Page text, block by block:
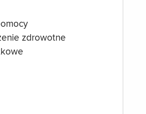
zdrowotne